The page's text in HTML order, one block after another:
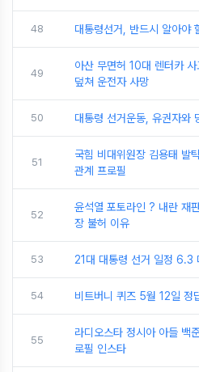
48 대통령선거, 반드시 알아야
49
아산 무면허 10대 렌터카
덮쳐 운전자 사망
50 대통령 선거운동, 유권자와
51
국힘 비대위원장 김용태 발
관계 프로필
52
윤석열 포토라인 ? 내란 재
장 불허 이유
53 21대 대통령 선거 일정 6.3
54 비트버니 퀴즈 5월 12일 정
55
라디오스타 정시아 아들 백
로필 인스타